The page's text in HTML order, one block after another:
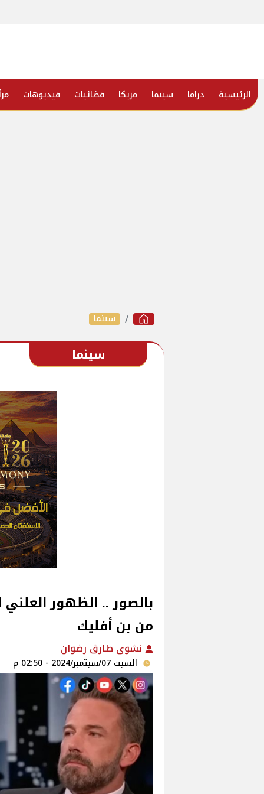
الرئيسية دراما سينما مزيكا فضائيات فيديوهات
سينما
سينما
بالصور .. الظهور العلني
من بن أفليك
نشوى طارق رضوان
السبت 07/سبتمبر/2024 - 02:50 م